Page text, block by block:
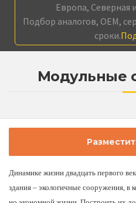
Европа, Северная
Подбор аналогов, OEM,
сроки.
Модульные
Динамике жизни двадцать первого
здания – экологичные сооружения, в